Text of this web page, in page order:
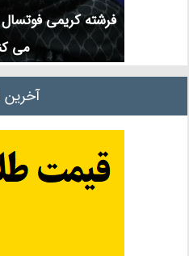
فرشته کریمی
می
آخرین